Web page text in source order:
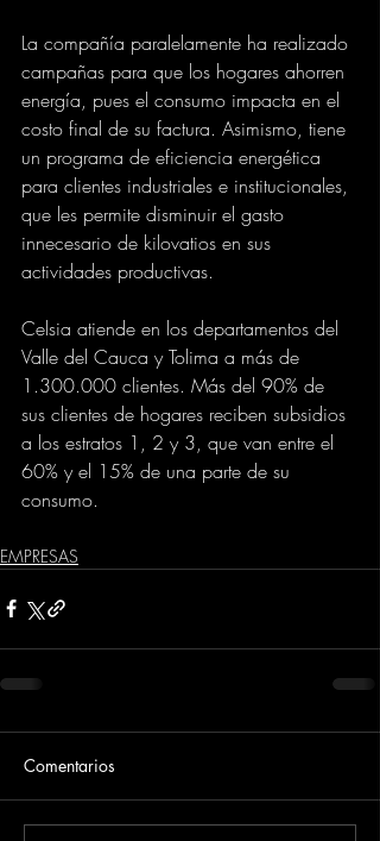
La compañía paralelamente ha realizado
campañas para que los hogares ahorren
energía, pues el consumo impacta en el
costo final de su factura. Asimismo, tiene
un programa de eficiencia energética
para clientes industriales e institucionales,
que les permite disminuir el gasto
innecesario de kilovatios en sus
actividades productivas.
Celsia atiende en los departamentos del
Valle del Cauca y Tolima a más de
1.300.000 clientes. Más del 90% de
sus clientes de hogares reciben subsidios
a los estratos 1, 2 y 3, que van entre el
60% y el 15% de una parte de su
consumo.
EMPRESAS
Comentarios